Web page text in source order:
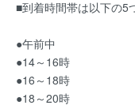
■到着時間帯は以下の5
●午前中
●14～16時
●16～18時
●18～20時